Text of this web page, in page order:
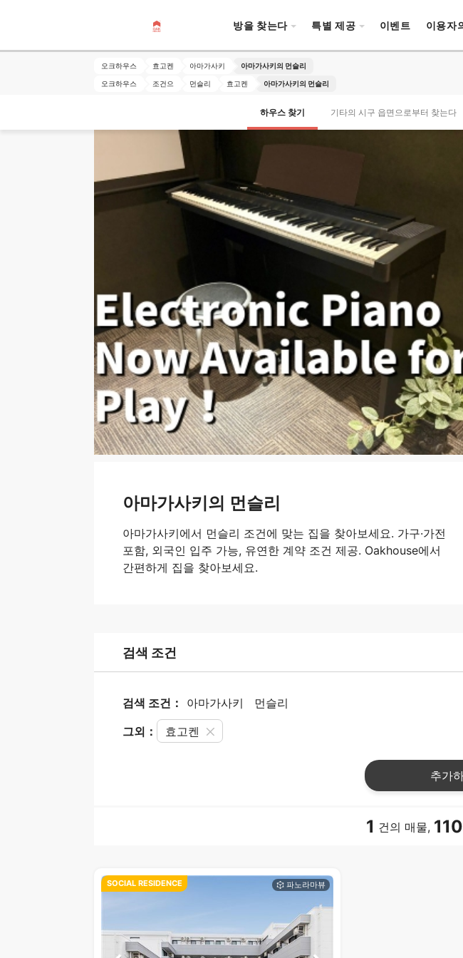
방을 찾는다 특별 제공 이벤트 이용자
오크하우스 효고켄 아마가사키 아마가사키의 먼슬리
오크하우스 조건으 먼슬리 효고켄 아마가사키의 먼슬리
하우스 찾기 기타의 시구 읍면으로부터 찾는다
아마가사키의 먼슬리
아마가사키에서 먼슬리 조건에 맞는 집을 찾아보세요. 가구·가전
포함, 외국인 입주 가능, 유연한 계약 조건 제공. Oakhouse에서
간편하게 집을 찾아보세요.
검색 조건
검색 조건： 아마가사키 먼슬리
그외： 효고켄
추가
1 건의 매물, 110
SOCIAL RESIDENCE